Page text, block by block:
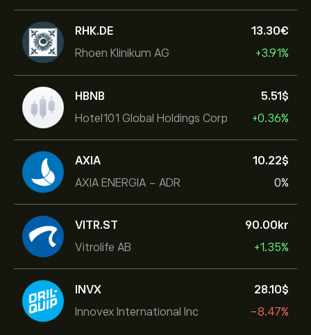
RHK.DE
Rhoen Klinikum AG
13.30‎€‎
+3.91%
HBNB
Hotel101 Global Holdings Corp
5.51‎$‎
+0.36%
AXIA
AXIA ENERGIA - ADR
10.22‎$‎
0%
VITR.ST
Vitrolife AB
90.00‎kr‎
+1.35%
INVX
Innovex International Inc
28.10‎$‎
-8.47%